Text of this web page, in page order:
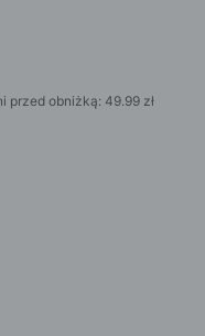
przed obniżką:49.99 zł